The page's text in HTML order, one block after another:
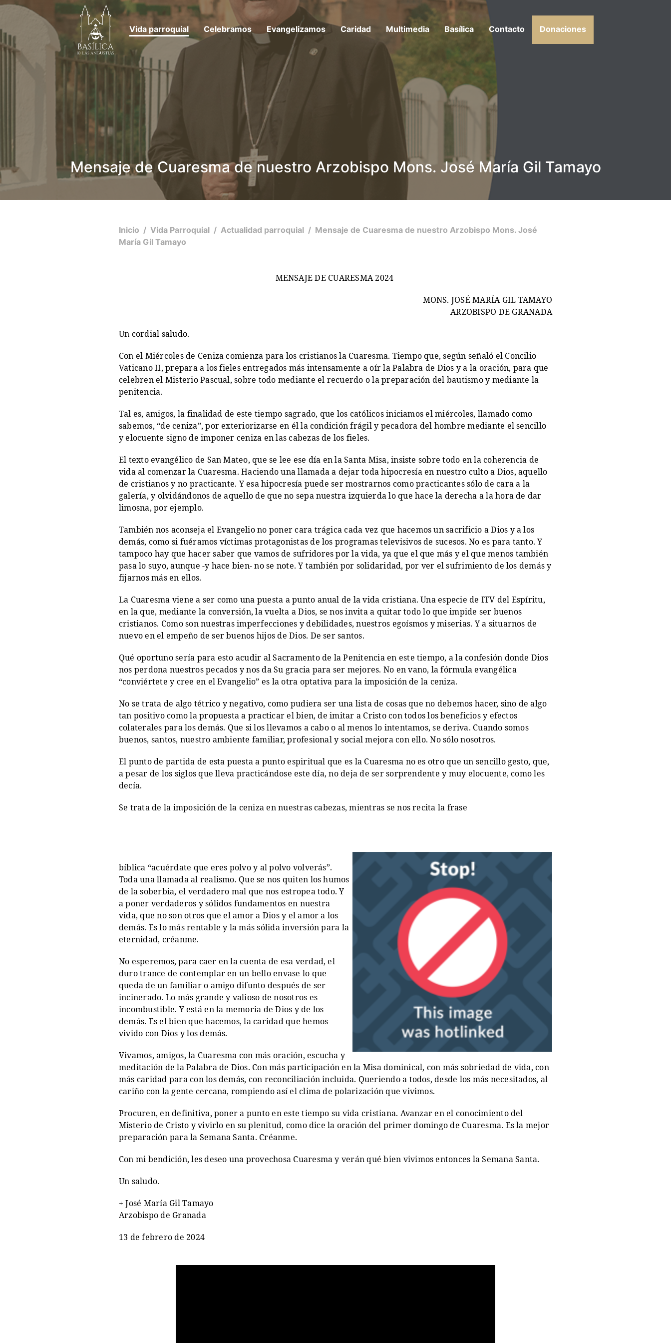
Vida parroquial Celebramos Evangelizamos Caridad Multimedia Basílica Contacto Donaciones
Mensaje de Cuaresma de nuestro Arzobispo Mons. José María Gil Tamayo
Inicio / Vida Parroquial / Actualidad parroquial / Mensaje de Cuaresma de nuestro Arzobispo Mons. José
María Gil Tamayo
MENSAJE DE CUARESMA 2024
MONS. JOSÉ MARÍA GIL TAMAYO
ARZOBISPO DE GRANADA
Un cordial saludo.
Con el Miércoles de Ceniza comienza para los cristianos la Cuaresma. Tiempo que, según señaló el Concilio
Vaticano II, prepara a los fieles entregados más intensamente a oír la Palabra de Dios y a la oración, para que
celebren el Misterio Pascual, sobre todo mediante el recuerdo o la preparación del bautismo y mediante la
penitencia.
Tal es, amigos, la finalidad de este tiempo sagrado, que los católicos iniciamos el miércoles, llamado como
sabemos, “de ceniza”, por exteriorizarse en él la condición frágil y pecadora del hombre mediante el sencillo
y elocuente signo de imponer ceniza en las cabezas de los fieles.
El texto evangélico de San Mateo, que se lee ese día en la Santa Misa, insiste sobre todo en la coherencia de
vida al comenzar la Cuaresma. Haciendo una llamada a dejar toda hipocresía en nuestro culto a Dios, aquello
de cristianos y no practicante. Y esa hipocresía puede ser mostrarnos como practicantes sólo de cara a la
galería, y olvidándonos de aquello de que no sepa nuestra izquierda lo que hace la derecha a la hora de dar
limosna, por ejemplo.
También nos aconseja el Evangelio no poner cara trágica cada vez que hacemos un sacrificio a Dios y a los
demás, como si fuéramos víctimas protagonistas de los programas televisivos de sucesos. No es para tanto. Y
tampoco hay que hacer saber que vamos de sufridores por la vida, ya que el que más y el que menos también
pasa lo suyo, aunque -y hace bien- no se note. Y también por solidaridad, por ver el sufrimiento de los demás y
fijarnos más en ellos.
La Cuaresma viene a ser como una puesta a punto anual de la vida cristiana. Una especie de ITV del Espíritu,
en la que, mediante la conversión, la vuelta a Dios, se nos invita a quitar todo lo que impide ser buenos
cristianos. Como son nuestras imperfecciones y debilidades, nuestros egoísmos y miserias. Y a situarnos de
nuevo en el empeño de ser buenos hijos de Dios. De ser santos.
Qué oportuno sería para esto acudir al Sacramento de la Penitencia en este tiempo, a la confesión donde Dios
nos perdona nuestros pecados y nos da Su gracia para ser mejores. No en vano, la fórmula evangélica
“conviértete y cree en el Evangelio” es la otra optativa para la imposición de la ceniza.
No se trata de algo tétrico y negativo, como pudiera ser una lista de cosas que no debemos hacer, sino de algo
tan positivo como la propuesta a practicar el bien, de imitar a Cristo con todos los beneficios y efectos
colaterales para los demás. Que si los llevamos a cabo o al menos lo intentamos, se deriva. Cuando somos
buenos, santos, nuestro ambiente familiar, profesional y social mejora con ello. No sólo nosotros.
El punto de partida de esta puesta a punto espiritual que es la Cuaresma no es otro que un sencillo gesto, que,
a pesar de los siglos que lleva practicándose este día, no deja de ser sorprendente y muy elocuente, como les
decía.
Se trata de la imposición de la ceniza en nuestras cabezas, mientras se nos recita la frase
bíblica “acuérdate que eres polvo y al polvo volverás”.
Toda una llamada al realismo. Que se nos quiten los humos
de la soberbia, el verdadero mal que nos estropea todo. Y
a poner verdaderos y sólidos fundamentos en nuestra
vida, que no son otros que el amor a Dios y el amor a los
demás. Es lo más rentable y la más sólida inversión para la
eternidad, créanme.
No esperemos, para caer en la cuenta de esa verdad, el
duro trance de contemplar en un bello envase lo que
queda de un familiar o amigo difunto después de ser
incinerado. Lo más grande y valioso de nosotros es
incombustible. Y está en la memoria de Dios y de los
demás. Es el bien que hacemos, la caridad que hemos
vivido con Dios y los demás.
Vivamos, amigos, la Cuaresma con más oración, escucha y
meditación de la Palabra de Dios. Con más participación en la Misa dominical, con más sobriedad de vida, con
más caridad para con los demás, con reconciliación incluida. Queriendo a todos, desde los más necesitados, al
cariño con la gente cercana, rompiendo así el clima de polarización que vivimos.
Procuren, en definitiva, poner a punto en este tiempo su vida cristiana. Avanzar en el conocimiento del
Misterio de Cristo y vivirlo en su plenitud, como dice la oración del primer domingo de Cuaresma. Es la mejor
preparación para la Semana Santa. Créanme.
Con mi bendición, les deseo una provechosa Cuaresma y verán qué bien vivimos entonces la Semana Santa.
Un saludo.
+ José María Gil Tamayo
Arzobispo de Granada
13 de febrero de 2024